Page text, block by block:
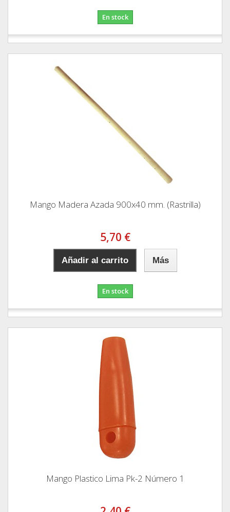
En stock
Mango Madera Azada 900x40 mm. (Rastrilla)
5,70 €
Añadir al carrito Más
En stock
Mango Plastico Lima Pk-2 Número 1